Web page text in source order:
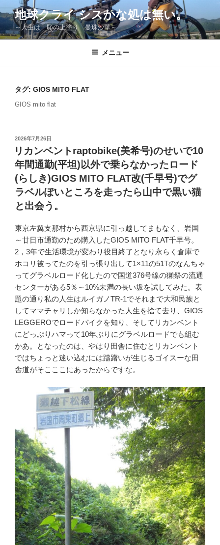
ン
テ
ン
地球クライ シスかな処は無い。
～人生は 恥の上塗り 曼珠沙華～
メニュー
タグ: GIOS MITO FLAT
GIOS mito flat
投
稿
日:
2026年7月26日
リカンベントraptobike(美希号)のせいで10
年間通勤(平坦)以外で乗らなかったロード
(らしき)GIOS MITO FLAT改(千早号)でグ
ラベルぽいところを走ったら山中で黒い猫
と出会う。
東京左翼支那村から西京県に引っ越してまもなく、岩国
～廿日市通勤のため購入したGIOS MITO FLAT千早号。
2，3年で生活環境が変わり役目終了となり永らく倉庫で
ホコリ被ってたのを引っ張り出して1×11の51Tのなんちゃ
ってグラベルロード化したので国道376号線の獺祭の流通
センターがある5％～10%未満の長い坂を試してみた。表
題の通り私の人生はルイガノTR-1でそれまで大和民族と
してママチャリしか知らなかった人生を捨て去り、GIOS
LEGGEROでロードバイクを知り、そしてリカンベント
にどっぷりハマって10年ぶりにグラベルロードでも組む
かあ。となったのは、やはり田舎に住むとリカンベント
ではちょっと迷い込むには躊躇いが生じるゴイスーな田
舎道がそこここにあったからですな。